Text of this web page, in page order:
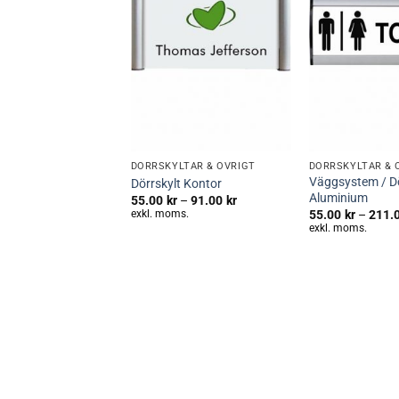
DÖRRSKYLTAR & ÖVRIGT
Dörrskylt Kontor
55.00 kr – 91.00 krPrisintervall:
exkl. moms.
DÖRRSKYLTAR &
Väggsystem /
Aluminium
55.00 kr –
exkl. moms.